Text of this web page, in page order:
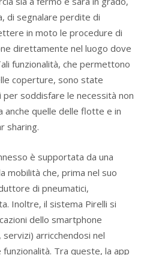
di segnalare perdite di
in moto le procedure di
direttamente nel luogo dove
funzionalità, che permettono
coperture, sono state
per soddisfare le necessità non
anche quelle delle flotte e in
sharing.
è supportata da una
mobilità che, prima nel suo
di pneumatici,
Inoltre, il sistema Pirelli si
dello smartphone
arricchendosi nel
Tra queste, la app